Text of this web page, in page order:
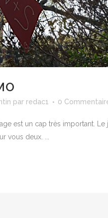
par redac1 0
est un cap très important.
vous deux. ...